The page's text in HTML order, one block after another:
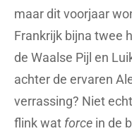
maar dit voorjaar
Frankrijk bijna twee
de Waalse Pijl en
achter de ervaren
verrassing? Niet
flink wat force in de